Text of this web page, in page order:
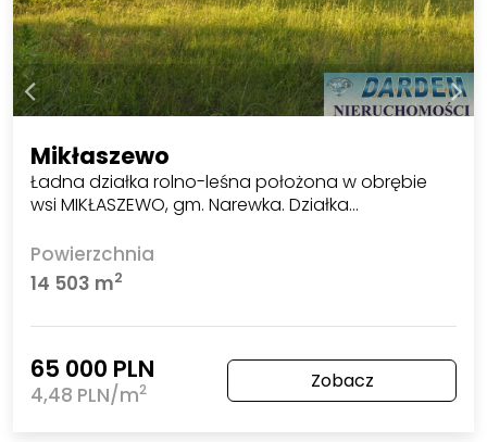
Mikłaszewo
Ładna działka rolno-leśna położona w obrębie
wsi MIKŁASZEWO, gm. Narewka. Działka…
Powierzchnia
14 503 m2
65 000 PLN
4,48 PLN/m2 Zobacz